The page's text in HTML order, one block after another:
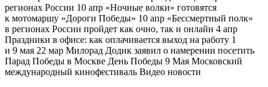
регионах России 10 апр «Ночные волки» готовятся
к мотомаршу «Дороги Победы» 10 апр «Бессмертный полк»
в регионах России пройдет как очно, так и онлайн 4 апр
Праздники в офисе: как оплачивается выход на работу 1
и 9 мая 22 мар Милорад Додик заявил о намерении посетить
Парад Победы в Москве День Победы 9 Мая Московский
международный кинофестиваль Видео новости